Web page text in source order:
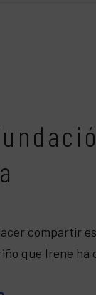
compartir
que Irene ha